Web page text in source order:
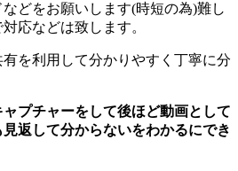
どをお願いします(時短の為)難し
応などは致します。
を利用して分かりやすく丁寧に分
プチャーをして後ほど動画として
返して分からないをわかるにでき